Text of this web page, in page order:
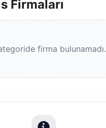
Firmaları
firma bulunamadı.